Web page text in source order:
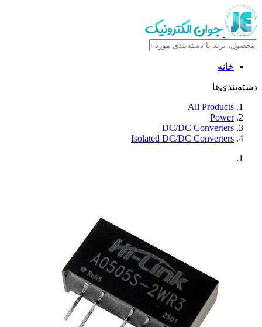
خانه
دسته‌بندی‌ها
All Products
Power
DC/DC Converters
Isolated DC/DC Converters